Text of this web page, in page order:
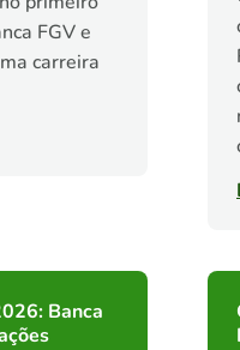
FGV e
carreira
Banca